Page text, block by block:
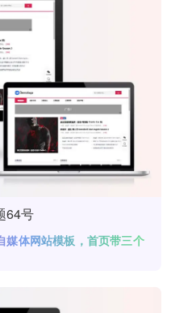
64号
媒体网站模板，首页带三个